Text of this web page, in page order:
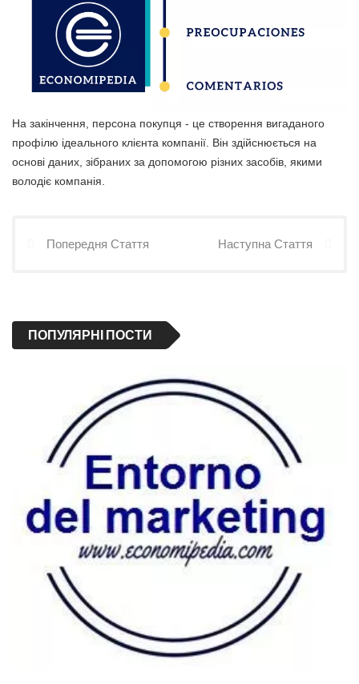
На закінчення, персона покупця - це створення вигаданого
профілю ідеального клієнта компанії. Він здійснюється на
основі даних, зібраних за допомогою різних засобів, якими
володіє компанія.
Попередня Стаття Наступна Стаття
ПОПУЛЯРНІ ПОСТИ